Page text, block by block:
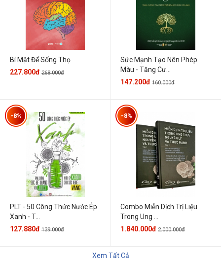
Bí Mật Để Sống Thọ
227.800đ 268.000đ
Sức Mạnh Tạo Nên Phép
Màu - Tăng Cư...
147.200đ 160.000đ
PLT - 50 Công Thức Nước Ép
Xanh - T...
-8%
127.880đ 139.000đ
Combo Miễn Dịch Trị Liệu
Trong Ung ...
-8%
1.840.000đ 2.000.000đ
Xem Tất Cả